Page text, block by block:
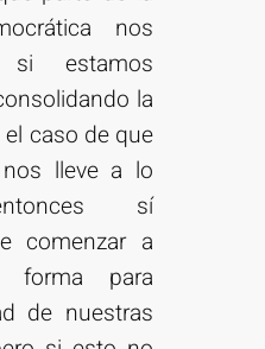
nos
si estamos
la
caso de que
lleve a lo
sí
comenzar a
forma para
de nuestras